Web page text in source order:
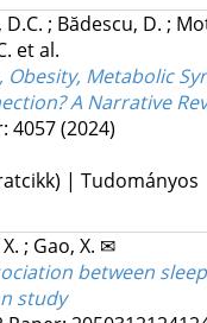
; Bădescu, D. ;
et al.
Obesity, Metabolic
A Narrative
4057(2024)
| Tudományos
; Gao, X. ✉
between
study